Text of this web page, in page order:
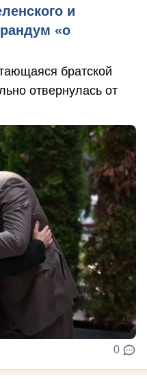
и
«о
братской
отвернулась от
0